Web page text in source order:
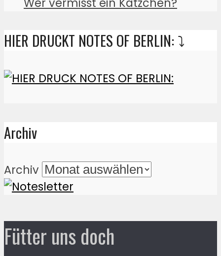
HIER DRUCKT NOTES OF BERLIN: ⤵️
Archiv
Archiv
Fütter uns doch